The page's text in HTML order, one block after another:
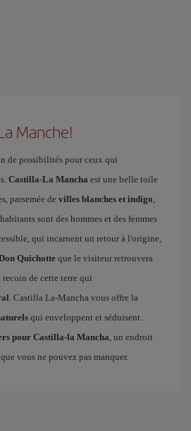
Manche!
de possibilités pour ceux qui
Castilla-La Mancha est une belle toile
parsemée de villes blanches et indigo
sont des hommes et des femmes
qui incarnent un retour à l'origine,
Quichotte que le visiteur retrouvera
de cette terre qui
. Castilla La-Mancha vous offre la
qui enveloppent et séduisent.
pour Castilla-la Mancha , un endroit
vous ne pouvez pas manquer.